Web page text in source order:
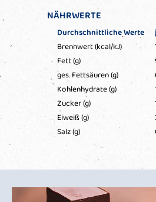
NÄHRWERTE
Durchschnittliche Werte
Brennwert (kcal/kJ)
Fett (g)
ges. Fettsäuren (g)
Kohlenhydrate (g)
Zucker (g)
Eiweiß (g)
Salz (g)